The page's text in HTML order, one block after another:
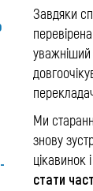
Завдяки
уважніший
Ми
знову
цікавинок
стати